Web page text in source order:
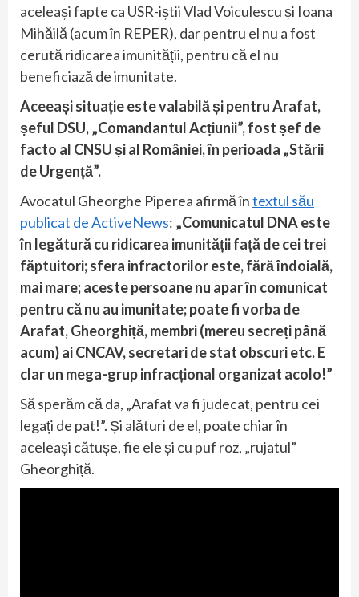
aceleași fapte ca USR-iștii Vlad Voiculescu și Ioana
Mihăilă (acum în REPER), dar pentru el nu a fost
cerută ridicarea imunității, pentru că el nu
beneficiază de imunitate.
Aceeași situație este valabilă și pentru Arafat,
șeful DSU, „Comandantul Acțiunii”, fost șef de
facto al CNSU și al României, în perioada „Stării
de Urgență”.
Avocatul Gheorghe Piperea afirmă întextul său
publicat de ActiveNews: „Comunicatul DNA este
în legătură cu ridicarea imunității față de cei trei
făptuitori; sfera infractorilor este, fără îndoială,
mai mare; aceste persoane nu apar în comunicat
pentru că nu au imunitate; poate fi vorba de
Arafat, Gheorghiță, membri (mereu secreți până
acum) ai CNCAV, secretari de stat obscuri etc. E
clar un mega-grup infracțional organizat acolo!”
Să sperăm că da, „Arafat va fi judecat, pentru cei
legați de pat!”. Și alături de el, poate chiar în
aceleași cătușe, fie ele și cu puf roz, „rujatul”
Gheorghiță.